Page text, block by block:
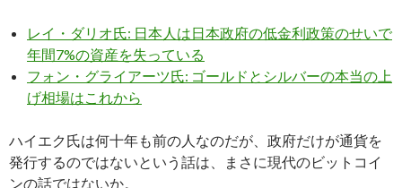
レイ・ダリオ氏: 日本人は日本政府の低金利政策のせいで
年間7%の資産を失っている
フォン・グライアーツ氏: ゴールドとシルバーの本当の上
げ相場はこれから
ハイエク氏は何十年も前の人なのだが、政府だけが通貨を
発行するのではないという話は、まさに現代のビットコイ
ンの話ではないか。